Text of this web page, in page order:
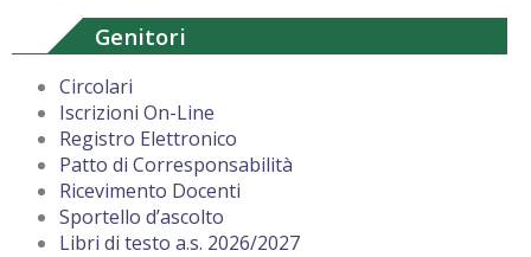
Genitori
Circolari
Iscrizioni On-Line
Registro Elettronico
Patto di Corresponsabilità
Ricevimento Docenti
Sportello d’ascolto
Libri di testo a.s. 2026/2027